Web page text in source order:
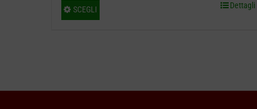
€ 389,00
SCEGLI Dettagli